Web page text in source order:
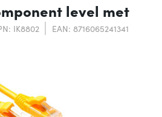
level met
IK8802 EAN: 8716065241341